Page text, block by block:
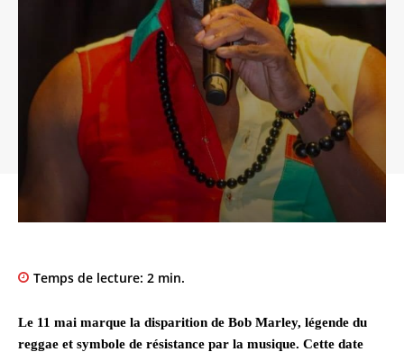
Temps de lecture: 2 min.
Le 11 mai marque la disparition de Bob Marley, légende du
reggae et symbole de résistance par la musique. Cette date